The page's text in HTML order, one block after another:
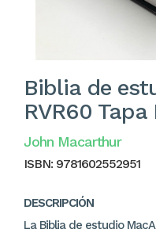
Biblia de
RVR60 Tapa
John Macarthur
ISBN: 9781602552951
DESCRIPCIÓN
La Biblia de estudio